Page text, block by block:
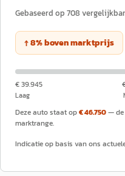
Gebaseerd op 708
↑8%bovenmarktprijs
€ 39.945
Laag
Deze auto staat op€ 46.750— de
marktrange.
Indicatie op basis van ons